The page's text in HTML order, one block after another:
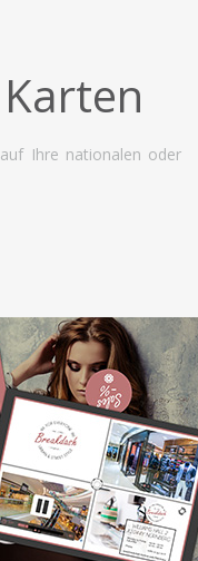
Ihre nationalen oder